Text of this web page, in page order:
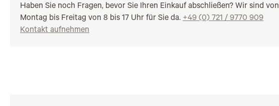
Haben Sie noch Fragen, bevor Sie Ihren Einkauf abschließen? Wir sind von
Montag bis Freitag von 8 bis 17 Uhr für Sie da. +49 (0) 721 / 9770 909
Kontakt aufnehmen